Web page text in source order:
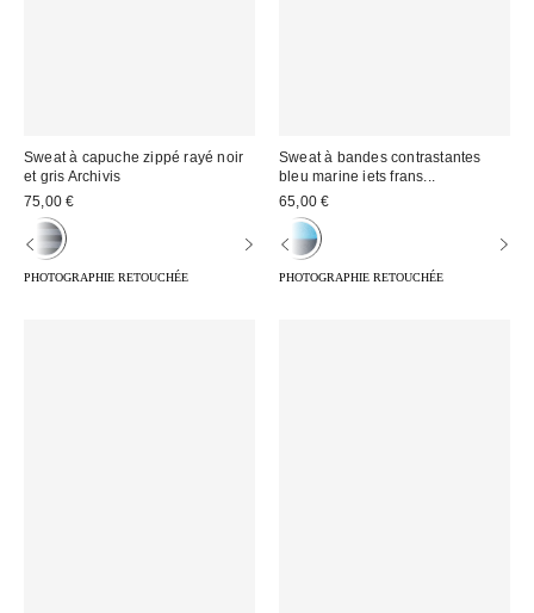
Sweat à capuche zippé rayé noir
et gris Archivis
75,00 €
PHOTOGRAPHIE RETOUCHÉE
Sweat à bandes contrastantes
bleu marine iets frans...
65,00 €
PHOTOGRAPHIE RETOUCHÉE